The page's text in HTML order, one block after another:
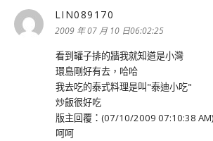
LIN089170
示:
2009 年 07 月 10 日06:02:25
看到罐子排的牆我就知道是小灣
環島剛好有去，哈哈
我去吃的泰式料理是叫"泰迪小吃"
炒飯很好吃
版主回覆：(07/10/2009 07:10:38 AM)
呵呵